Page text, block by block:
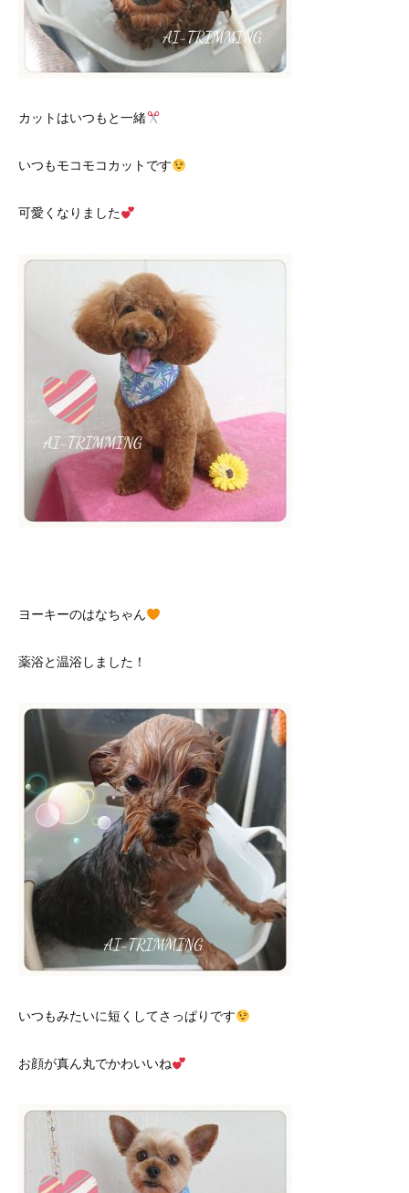
カットはいつもと一緒
いつもモコモコカットです
可愛くなりました
ヨーキーのはなちゃん
薬浴と温浴しました！
いつもみたいに短くしてさっぱりです
お顔が真ん丸でかわいいね